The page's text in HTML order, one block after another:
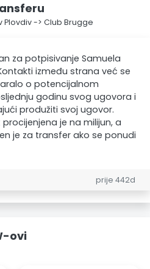
Plovdiv -> Club Brugge
za potpisivanje Samuela
između strana već se
o potencijalnom
godinu svog ugovora i
produžiti svoj ugovor.
je na milijun, a
je za transfer ako se ponudi
prije 442d
ovi